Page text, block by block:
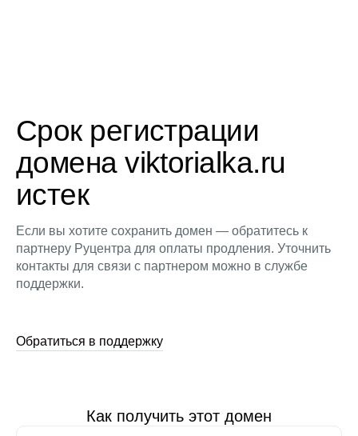
Срок регистрации
домена viktorialka.ru
истек
Если вы хотите сохранить домен — обратитесь к
партнеру Руцентра для оплаты продления. Уточнить
контакты для связи с партнером можно в службе
поддержки.
Обратиться в поддержку
Как получить этот домен